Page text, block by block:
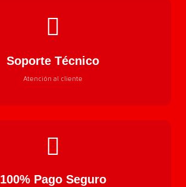
Soporte Técnico
Atención al cliente
100% Pago Seguro